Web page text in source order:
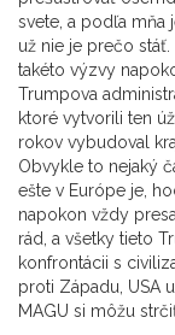
svete, a podľa mňa
už nie je prečo
takéto výzvy
Trumpova
ktoré vytvorili ten
rokov vybudoval
Obvykle to nejaký
ešte v Európe je,
napokon vždy
rád, a všetky tieto
konfrontácii s
proti Západu, USA
MAGU si môžu